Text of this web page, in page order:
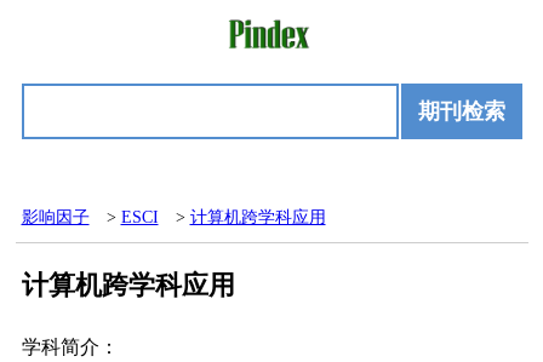
期刊检索
影响因子 > ESCI > 计算机跨学科应用
计算机跨学科应用
学科简介：